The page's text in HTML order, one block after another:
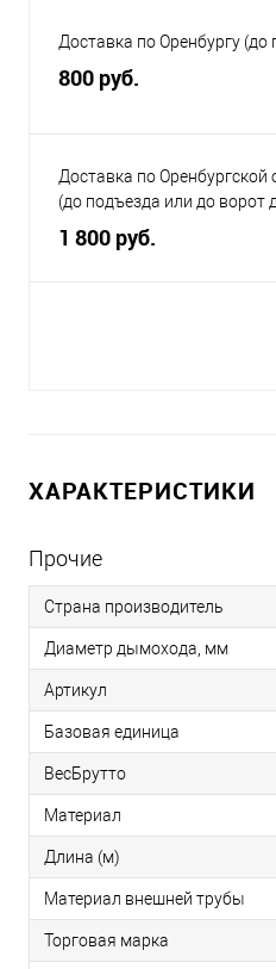
Доставка по Оренбургу
800 руб.
Доставка по Оренбургской
(до подъезда или до ворот
1 800 руб.
ХАРАКТЕРИСТИКИ
Прочие
Страна производитель
Диаметр дымохода, мм
Артикул
Базовая единица
ВесБрутто
Материал
Длина (м)
Материал внешней трубы
Торговая марка